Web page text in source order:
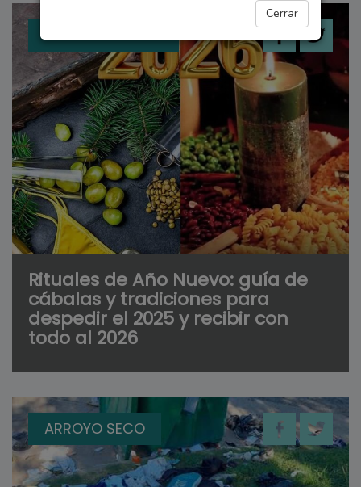
Cerrar
INTERÉS GENERAL
Rituales de Año Nuevo: guía de
cábalas y tradiciones para
despedir el 2025 y recibir con
todo al 2026
ARROYO SECO